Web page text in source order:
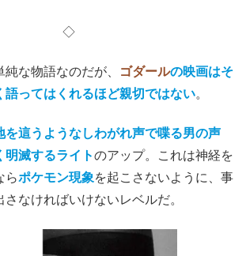
◇
な物語なのだが、 ゴダールの映画はそ
語ってはくれるほど親切ではない。
を這うようなしわがれ声で喋る男の声
明滅するライトのアップ。これは神経を
らポケモン現象を起こさないように、事
なければいけないレベルだ。